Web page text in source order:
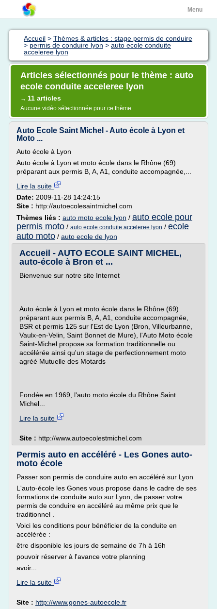
Menu
Accueil > Thèmes & articles : stage permis de conduire
> permis de conduire lyon > auto ecole conduite
acceleree lyon
Articles sélectionnés pour le thème : auto
ecole conduite acceleree lyon
→ 11 articles
Aucune vidéo sélectionnée pour ce thème
Auto Ecole Saint Michel - Auto école à Lyon et
Moto ...
Auto école à Lyon
Auto école à Lyon et moto école dans le Rhône (69)
préparant aux permis B, A, A1, conduite accompagnée,...
Lire la suite
Date: 2009-11-28 14:24:15
Site : http://autoecolesaintmichel.com
Thèmes liés : auto moto ecole lyon / auto ecole pour
permis moto / auto ecole conduite acceleree lyon / ecole
auto moto / auto ecole de lyon
Accueil - AUTO ECOLE SAINT MICHEL,
auto-école à Bron et ...
Bienvenue sur notre site Internet
Auto école à Lyon et moto école dans le Rhône (69)
préparant aux permis B, A, A1, conduite accompagnée,
BSR et permis 125 sur l'Est de Lyon (Bron, Villeurbanne,
Vaulx-en-Velin, Saint Bonnet de Mure), l'Auto Moto école
Saint-Michel propose sa formation traditionnelle ou
accélérée ainsi qu'un stage de perfectionnement moto
agréé Mutuelle des Motards
Fondée en 1969, l'auto moto école du Rhône Saint
Michel...
Lire la suite
Site : http://www.autoecolestmichel.com
Permis auto en accéléré - Les Gones auto-
moto école
Passer son permis de conduire auto en accéléré sur Lyon
L'auto-école les Gones vous propose dans le cadre de ses
formations de conduite auto sur Lyon, de passer votre
permis de conduire en accéléré au même prix que le
traditionnel .
Voici les conditions pour bénéficier de la conduite en
accélérée :
être disponible les jours de semaine de 7h à 16h
pouvoir réserver à l'avance votre planning
avoir...
Lire la suite
Site : http://www.gones-autoecole.fr